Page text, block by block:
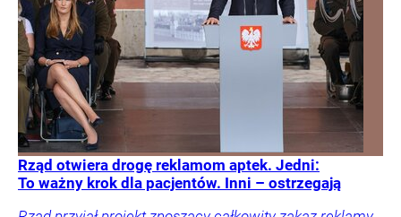
Rząd otwiera drogę reklamom aptek. Jedni:
To ważny krok dla pacjentów. Inni – ostrzegają